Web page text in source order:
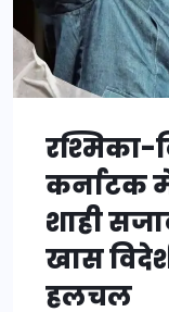
रश्मिका-
कर्नाटक
शाही
खास
हलचल